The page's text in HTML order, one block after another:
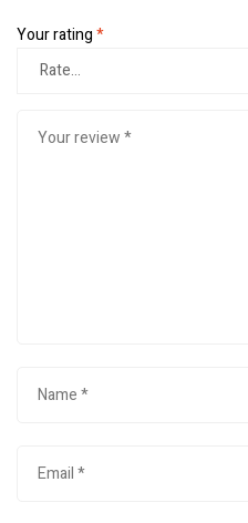
Your rating*